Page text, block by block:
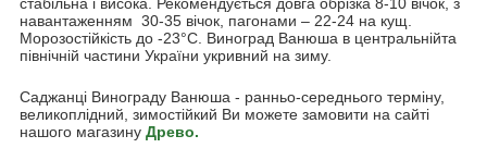
навантаженням 30-35 вічок, пагонами – 22-24 на кущ.
Морозостійкість до -23°С. Виноград Ванюша в центральнійта
північній частини України укривний на зиму.
Саджанці Винограду Ванюша - ранньо-середнього терміну,
великоплідний, зимостійкий Ви можете замовити на сайті
нашого магазину Древо.